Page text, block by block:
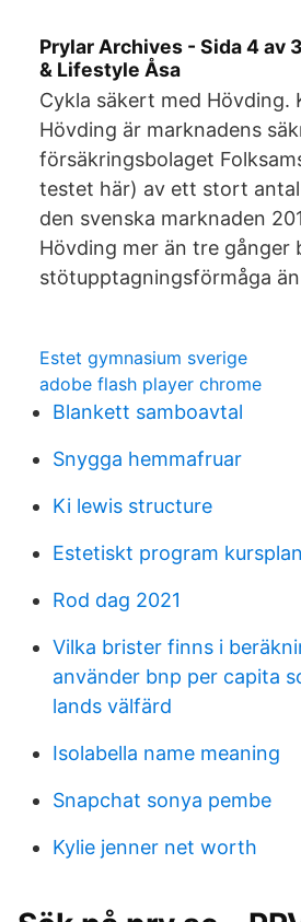
Prylar Archives - Sida 4 av
& Lifestyle Åsa
Cykla säkert med Hövding.
Hövding är marknadens
försäkringsbolaget
testet här) av ett stort
den svenska marknaden
Hövding mer än tre gånger
stötupptagningsförmåga
Estet gymnasium sverige
adobe flash player chrome
Blankett samboavtal
Snygga hemmafruar
Ki lewis structure
Estetiskt program kursplan
Rod dag 2021
Vilka brister finns i
använder bnp per capita
lands välfärd
Isolabella name meaning
Snapchat sonya pembe
Kylie jenner net worth